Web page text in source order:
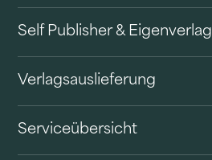
Self Publisher & Eigenverlag
Verlagsauslieferung
Serviceübersicht